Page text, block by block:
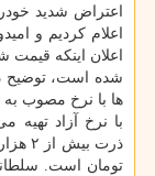
اعتراض شدید
اعلام کردیم و
اعلان اینکه
ها با نرخ مصوب به